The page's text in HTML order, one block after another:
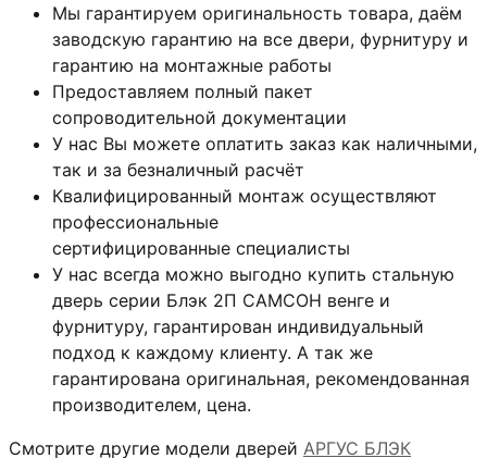
Мы гарантируем оригинальность товара, даём
заводскую гарантию на все двери, фурнитуру и
гарантию на монтажные работы
Предоставляем полный пакет
сопроводительной документации
У нас Вы можете оплатить заказ как наличными,
так и за безналичный расчёт
Квалифицированный монтаж осуществляют
профессиональные
сертифицированные специалисты
У нас всегда можно выгодно купить стальную
дверь серии Блэк 2П САМСОН венге и
фурнитуру, гарантирован индивидуальный
подход к каждому клиенту. А так же
гарантирована оригинальная, рекомендованная
производителем, цена.
Смотрите другие модели дверей АРГУС БЛЭК